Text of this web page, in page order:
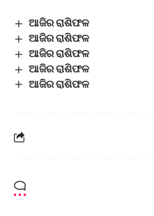
ଆଜିର ରାଶିଫଳ
ଆଜିର ରାଶିଫଳ
ଆଜିର ରାଶିଫଳ
ଆଜିର ରାଶିଫଳ
ଆଜିର ରାଶିଫଳ